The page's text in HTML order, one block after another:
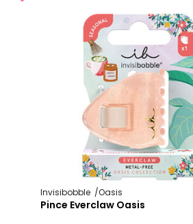
Invisibobble Oasis
Pince Everclaw Oasis